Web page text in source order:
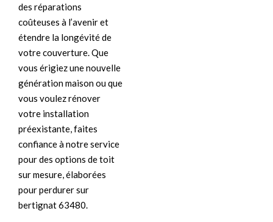
des réparations
coûteuses à l’avenir et
étendre la longévité de
votre couverture. Que
vous érigiez une nouvelle
génération maison ou que
vous voulez rénover
votre installation
préexistante, faites
confiance à notre service
pour des options de toit
sur mesure, élaborées
pour perdurer sur
bertignat 63480.